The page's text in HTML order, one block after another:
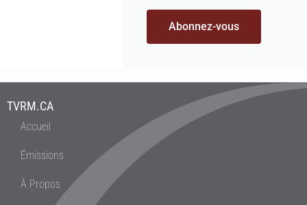
Abonnez-vous
TVRM.CA
Accueil
Émissions
À Propos